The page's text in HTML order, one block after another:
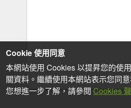
Cookie 使用同意
本網站使用 Cookies 以提昇您的使
關資料。繼續使用本網站表示您同
您想進一步了解，請參閱 Cookies